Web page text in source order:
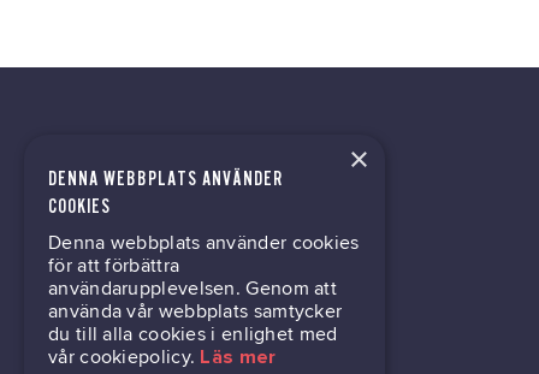
kontor@gil.se
031-63 64 80
Mölndalsvägen 30B
Box 24061
×
DENNA WEBBPLATS ANVÄNDER
COOKIES
Denna webbplats använder cookies
för att förbättra
användarupplevelsen. Genom att
använda vår webbplats samtycker
du till alla cookies i enlighet med
vår cookiepolicy. Läs mer